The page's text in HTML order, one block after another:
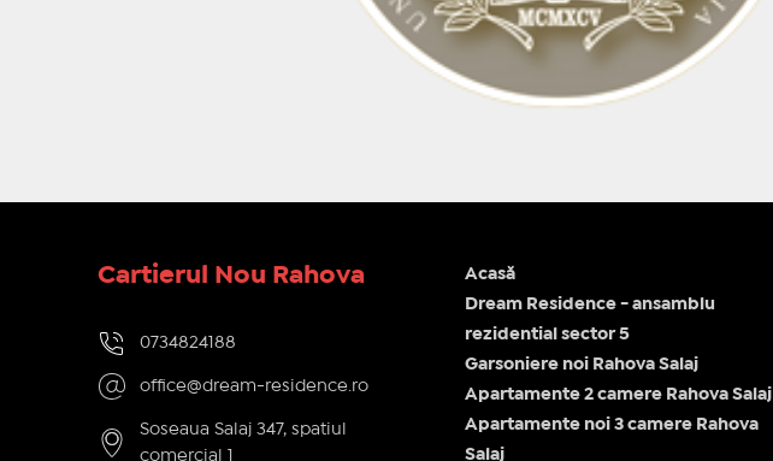
Cartierul Nou Rahova
0734824188
office@dream-residence.ro
Soseaua Salaj 347, spatiul
comercial 1
Acasă
Dream Residence - ansamblu
rezidential sector 5
Garsoniere noi Rahova Salaj
Apartamente 2 camere Rahova Salaj
Apartamente noi 3 camere Rahova
Salaj